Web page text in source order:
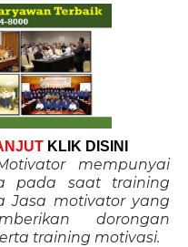
KLIK DISINI
mempunyai
pada saat training
Jasa motivator yang
dorongan
training motivasi.